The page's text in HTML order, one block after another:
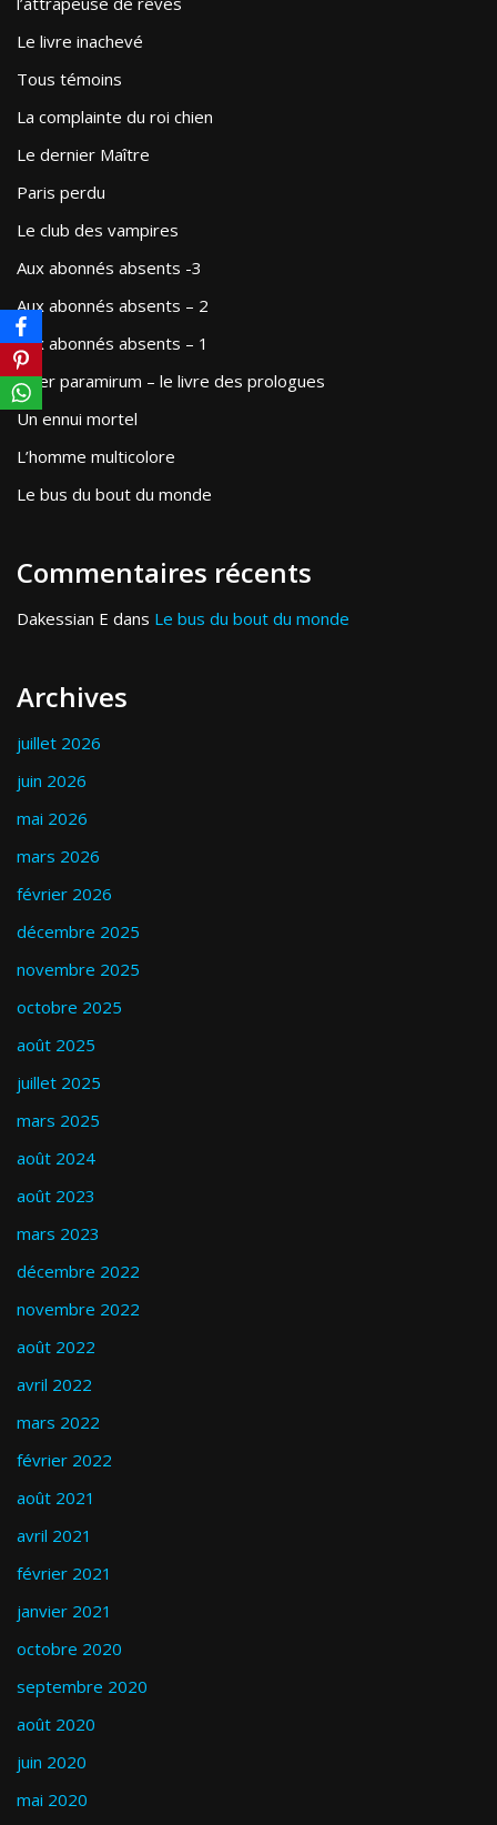
Le livre inachevé
Tous témoins
La complainte du roi chien
Le dernier Maître
Paris perdu
Le club des vampires
Aux abonnés absents -3
Aux abonnés absents – 2
Aux abonnés absents – 1
Liber paramirum – le livre des prologues
Un ennui mortel
L’homme multicolore
Le bus du bout du monde
Commentaires récents
Dakessian E dans Le bus du bout du monde
Archives
juillet 2026
juin 2026
mai 2026
mars 2026
février 2026
décembre 2025
novembre 2025
octobre 2025
août 2025
juillet 2025
mars 2025
août 2024
août 2023
mars 2023
décembre 2022
novembre 2022
août 2022
avril 2022
mars 2022
février 2022
août 2021
avril 2021
février 2021
janvier 2021
octobre 2020
septembre 2020
août 2020
juin 2020
mai 2020